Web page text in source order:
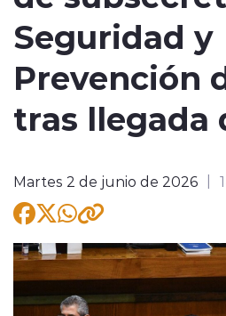
Regionales
Tendencias
Internacional
Entrevistas
Seguridad y
Prevención
tras llegada
Martes 2 de junio de 2026